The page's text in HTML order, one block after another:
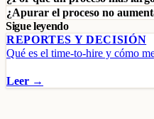
¿Apurar el proceso no
Sigue leyendo
REPORTES Y DECISIÓN
Qué es el time-to-hire y cómo
Leer →